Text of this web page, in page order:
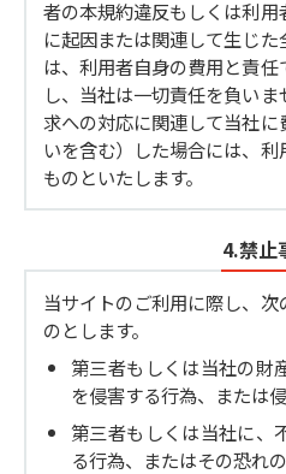
者の本規約違反もしくは利
に起因または関連して生じ
は、利用者自身の費用と責
し、当社は一切責任を負い
求への対応に関連して当社
いを含む）した場合には、
ものといたします。
4.禁止
当サイトのご利用に際し、
のとします。
第三者もしくは当社の財
を侵害する行為、または
第三者もしくは当社に、
る行為、またはその恐れ